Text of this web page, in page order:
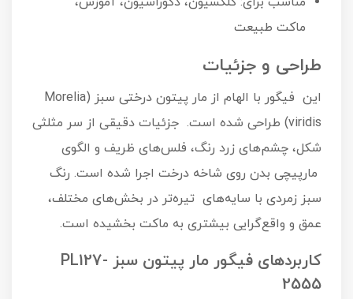
ماکت طبیعت
طراحی و جزئیات
این فیگور با الهام از مار پیتون درختی سبز (Morelia
viridis) طراحی شده است. جزئیات دقیقی از سر مثلثی
شکل، چشم‌های زرد رنگ، فلس‌های ظریف و الگوی
مارپیچی بدن روی شاخه درخت اجرا شده است. رنگ
سبز زمردی با سایه‌های تیره‌تر در بخش‌های مختلف،
عمق و واقع‌گرایی بیشتری به ماکت بخشیده است.
کاربردهای فیگور مار پیتون سبز PL127-
2555